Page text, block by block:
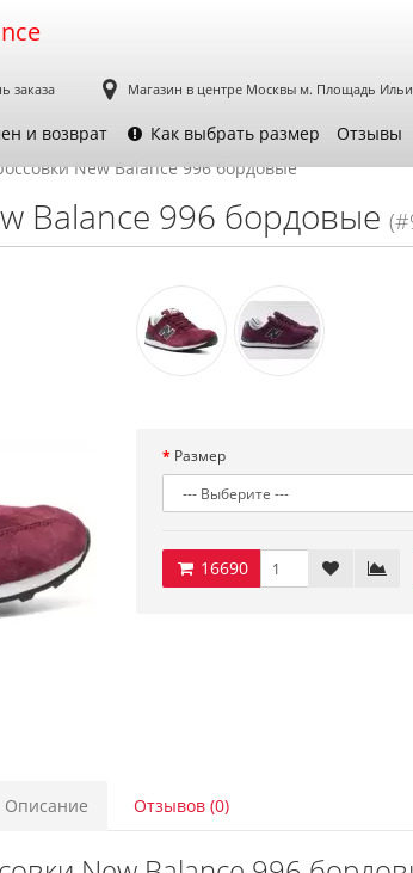
заказа Магазин в центре Москвы м. Площадь
и возврат Как выбрать размер Отзывы
New Balance 996 бордовые
Balance 996 бордовые
Размер
16690
Описание Отзывов (0)